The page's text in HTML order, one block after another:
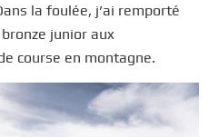
la foulée, j’ai remporté
junior aux
course en montagne.